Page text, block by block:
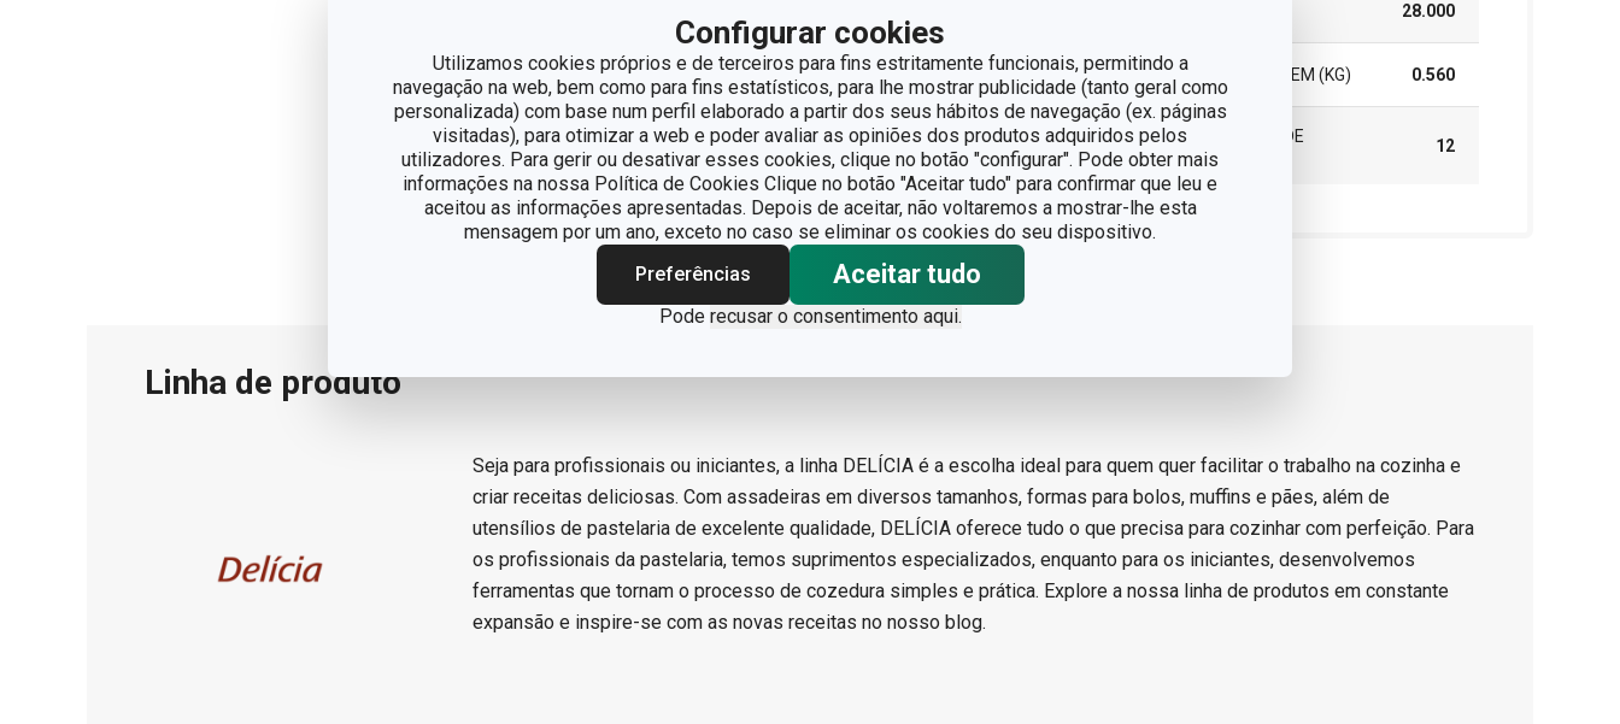
Configurar cookies
Utilizamos cookies próprios e de terceiros para fins estritamente funcionais, permitindo a
navegação na web, bem como para fins estatísticos, para lhe mostrar publicidade (tanto geral como
personalizada) com base num perfil elaborado a partir dos seus hábitos de navegação (ex. páginas
visitadas), para otimizar a web e poder avaliar as opiniões dos produtos adquiridos pelos
utilizadores. Para gerir ou desativar esses cookies, clique no botão "configurar". Pode obter mais
informações na nossa Política de Cookies Clique no botão "Aceitar tudo" para confirmar que leu e
aceitou as informações apresentadas. Depois de aceitar, não voltaremos a mostrar-lhe esta
mensagem por um ano, exceto no caso se eliminar os cookies do seu dispositivo.
Preferências
Aceitar tudo
Pode recusar o consentimento aqui.
28.000
PESO INCLUINDO EMBALAGEM (KG) 0.560
CAIXA MASTER (NÚMERO DE
PEÇAS)
12
Linha de produto
Seja para profissionais ou iniciantes, a linha DELÍCIA é a escolha ideal para quem quer facilitar o trabalho na cozinha e
criar receitas deliciosas. Com assadeiras em diversos tamanhos, formas para bolos, muffins e pães, além de
utensílios de pastelaria de excelente qualidade, DELÍCIA oferece tudo o que precisa para cozinhar com perfeição. Para
os profissionais da pastelaria, temos suprimentos especializados, enquanto para os iniciantes, desenvolvemos
ferramentas que tornam o processo de cozedura simples e prática. Explore a nossa linha de produtos em constante
expansão e inspire-se com as novas receitas no nosso blog.